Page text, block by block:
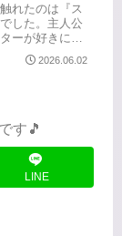
れたのは『ス
した。主人公
ーが好きにな
の処方箋』も
ぜかベストセ
2026.06.02
す🎵
LINE